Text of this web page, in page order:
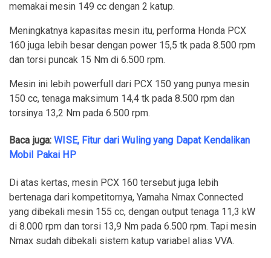
memakai mesin 149 cc dengan 2 katup.
Meningkatnya kapasitas mesin itu, performa Honda PCX
160 juga lebih besar dengan power 15,5 tk pada 8.500 rpm
dan torsi puncak 15 Nm di 6.500 rpm.
Mesin ini lebih powerfull dari PCX 150 yang punya mesin
150 cc, tenaga maksimum 14,4 tk pada 8.500 rpm dan
torsinya 13,2 Nm pada 6.500 rpm.
Baca juga:WISE, Fitur dari Wuling yang Dapat Kendalikan
Mobil Pakai HP
Di atas kertas, mesin PCX 160 tersebut juga lebih
bertenaga dari kompetitornya, Yamaha Nmax Connected
yang dibekali mesin 155 cc, dengan output tenaga 11,3 kW
di 8.000 rpm dan torsi 13,9 Nm pada 6.500 rpm. Tapi mesin
Nmax sudah dibekali sistem katup variabel alias VVA.